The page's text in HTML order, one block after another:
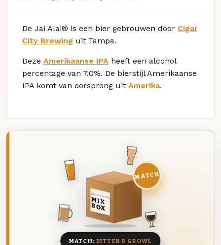
De Jai Alai® is een bier gebrouwen door Cigar
City Brewing uit Tampa.
Deze Amerikaanse IPA heeft een alcohol
percentage van 7.0%. De bierstijl Amerikaanse
IPA komt van oorsprong uit Amerika.
DEZE MAAND
MIX
BOX
8 BIEREN
MATCH
MATCH: BITTER & GROWL